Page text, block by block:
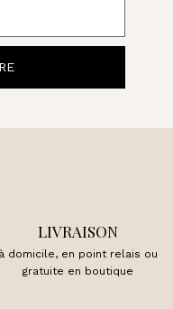
LIVRAISON
à domicile, en point relais ou
gratuite en boutique